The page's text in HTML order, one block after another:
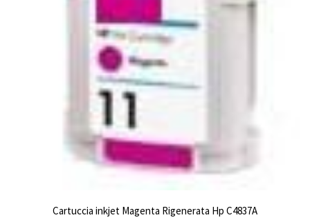
Cartuccia inkjet Magenta Rigenerata Hp C4837A